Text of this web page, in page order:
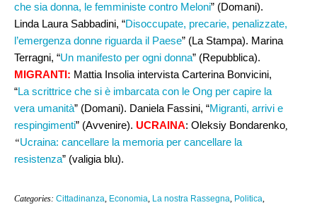
che sia donna, le femministe contro Meloni” (Domani).
Linda Laura Sabbadini, “Disoccupate, precarie, penalizzate,
l’emergenza donne riguarda il Paese” (La Stampa). Marina
Terragni, “Un manifesto per ogni donna” (Repubblica).
MIGRANTI: Mattia Insolia intervista Carterina Bonvicini,
“La scrittrice che si è imbarcata con le Ong per capire la
vera umanità” (Domani). Daniela Fassini, “Migranti, arrivi e
respingimenti” (Avvenire). UCRAINA: Oleksiy Bondarenko
“Ucraina: cancellare la memoria per cancellare la
resistenza” (valigia blu).
Categories: Cittadinanza Economia La nostra Rassegna Politica